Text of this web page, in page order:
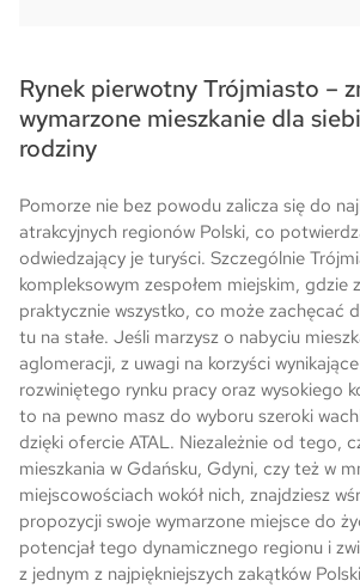
Rynek pierwotny Trójmiasto –
wymarzone mieszkanie dla
rodziny
Pomorze nie bez powodu zalicza się do
atrakcyjnych regionów Polski, co
odwiedzający je turyści. Szczególnie
kompleksowym zespołem miejskim, gdzie
praktycznie wszystko, co może zachęcać
tu na stałe. Jeśli marzysz o nabyciu
aglomeracji, z uwagi na korzyści
rozwiniętego rynku pracy oraz wysokiego
to na pewno masz do wyboru szeroki
dzięki ofercie ATAL. Niezależnie od tego,
mieszkania w Gdańsku, Gdyni, czy też w
miejscowościach wokół nich, znajdziesz
propozycji swoje wymarzone miejsce do
potencjał tego dynamicznego regionu i
z jednym z najpiękniejszych zakątków